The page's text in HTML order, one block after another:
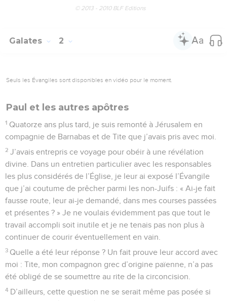
© 2013 - 2010 BLF Editions
Galates 2
Seuls les Évangiles sont disponibles en vidéo pour le moment.
Paul et les autres apôtres
1 Quatorze ans plus tard, je suis remonté à Jérusalem en
compagnie de Barnabas et de Tite que j’avais pris avec moi.
2 J’avais entrepris ce voyage pour obéir à une révélation
divine. Dans un entretien particulier avec les responsables
les plus considérés de l’Église, je leur ai exposé l’Évangile
que j’ai coutume de prêcher parmi les non-Juifs : « Ai-je fait
fausse route, leur ai-je demandé, dans mes courses passées
et présentes ? » Je ne voulais évidemment pas que tout le
travail accompli soit inutile et je ne tenais pas non plus à
continuer de courir éventuellement en vain.
3 Quelle a été leur réponse ? Un fait prouve leur accord avec
moi : Tite, mon compagnon grec d’origine païenne, n’a pas
été obligé de se soumettre au rite de la circoncision.
4 D’ailleurs, cette question ne se serait même pas posée si